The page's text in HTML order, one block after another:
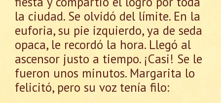
la ciudad. Se olvidó del límite. En la
euforia, su pie izquierdo, ya de seda
opaca, le recordó la hora. Llegó al
ascensor justo a tiempo. ¡Casi! Se le
fueron unos minutos. Margarita lo
felicitó, pero su voz tenía filo: